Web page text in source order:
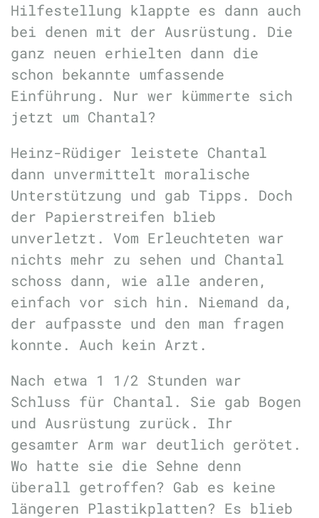
Hilfestellung klappte es dann auch
bei denen mit der Ausrüstung. Die
ganz neuen erhielten dann die
schon bekannte umfassende
Einführung. Nur wer kümmerte sich
jetzt um Chantal?
Heinz-Rüdiger leistete Chantal
dann unvermittelt moralische
Unterstützung und gab Tipps. Doch
der Papierstreifen blieb
unverletzt. Vom Erleuchteten war
nichts mehr zu sehen und Chantal
schoss dann, wie alle anderen,
einfach vor sich hin. Niemand da,
der aufpasste und den man fragen
konnte. Auch kein Arzt.
Nach etwa 1 1/2 Stunden war
Schluss für Chantal. Sie gab Bogen
und Ausrüstung zurück. Ihr
gesamter Arm war deutlich gerötet.
Wo hatte sie die Sehne denn
überall getroffen? Gab es keine
längeren Plastikplatten? Es blieb